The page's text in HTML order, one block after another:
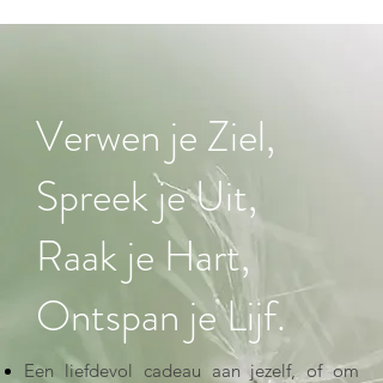
Verwen je Ziel,
Spreek je Uit,
Raak je Hart,
Ontspan je Lijf.
Een liefdevol cadeau aan jezelf, of om